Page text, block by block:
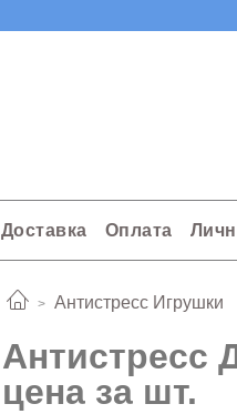
Доставка Оплата
Антистресс Игрушки
Антистресс
цена за шт.